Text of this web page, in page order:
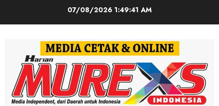
07/08/2026 1:49:43 AM